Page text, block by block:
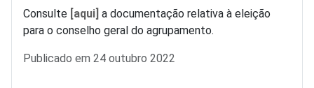
Consulte [aqui] a documentação relativa à eleição
para o conselho geral do agrupamento.
Detalhes
Publicado em 24 outubro 2022